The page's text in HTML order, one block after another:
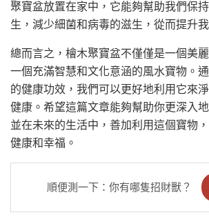
聚寶盆放置在家中，它能夠幫助我們保
生，減少細菌和病毒的滋生，從而提升
總而言之，檜木聚寶盆不僅僅是一個美
一個充滿智慧和文化意涵的風水寶物。
的健康功效，我們可以更好地利用它來
健康。希望這篇文章能夠幫助你更深入
並在未來的生活中，善加利用這個寶物
健康和幸福。
順便測一下：你有哪隻招財獸？